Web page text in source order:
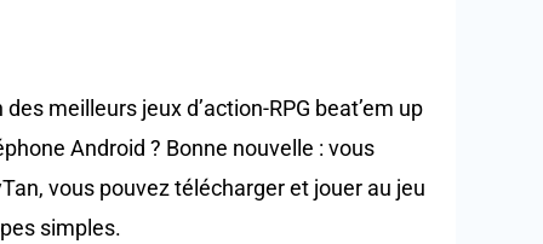
des meilleurs jeux d’action-RPG beat’em up
Android ? Bonne nouvelle : vous
vous pouvez télécharger et jouer au jeu
simples.